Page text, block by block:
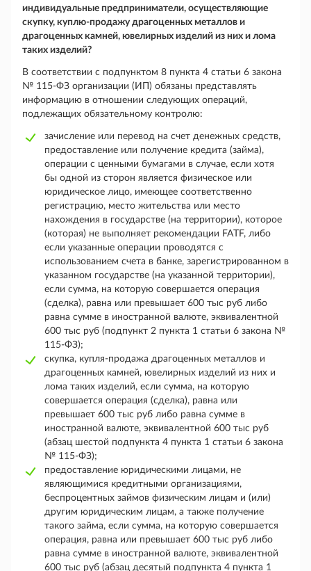
индивидуальные предприниматели, осуществляющие
скупку, куплю-продажу драгоценных металлов и
драгоценных камней, ювелирных изделий из них и лома
таких изделий?
В соответствии с подпунктом 8 пункта 4 статьи 6 закона
№ 115-ФЗ организации (ИП) обязаны представлять
информацию в отношении следующих операций,
подлежащих обязательному контролю:
зачисление или перевод на счет денежных средств,
предоставление или получение кредита (займа),
операции с ценными бумагами в случае, если хотя
бы одной из сторон является физическое или
юридическое лицо, имеющее соответственно
регистрацию, место жительства или место
нахождения в государстве (на территории), которое
(которая) не выполняет рекомендации FATF, либо
если указанные операции проводятся с
использованием счета в банке, зарегистрированном в
указанном государстве (на указанной территории),
если сумма, на которую совершается операция
(сделка), равна или превышает 600 тыс руб либо
равна сумме в иностранной валюте, эквивалентной
600 тыс руб (подпункт 2 пункта 1 статьи 6 закона №
115-ФЗ);
скупка, купля-продажа драгоценных металлов и
драгоценных камней, ювелирных изделий из них и
лома таких изделий, если сумма, на которую
совершается операция (сделка), равна или
превышает 600 тыс руб либо равна сумме в
иностранной валюте, эквивалентной 600 тыс руб
(абзац шестой подпункта 4 пункта 1 статьи 6 закона
№ 115-ФЗ);
предоставление юридическими лицами, не
являющимися кредитными организациями,
беспроцентных займов физическим лицам и (или)
другим юридическим лицам, а также получение
такого займа, если сумма, на которую совершается
операция, равна или превышает 600 тыс руб либо
равна сумме в иностранной валюте, эквивалентной
600 тыс руб (абзац десятый подпункта 4 пункта 1